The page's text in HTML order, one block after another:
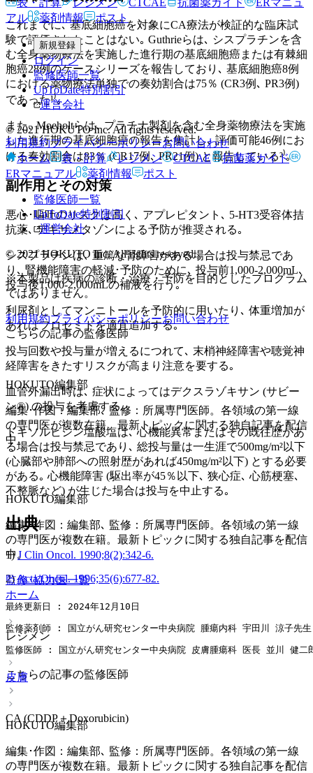
アル
薬剤情報 ポスト
新規登録
ログイン
監修医師一覧
UpToDate特別割引
運営会社
© 2021 HOKUTO Inc. All rights reserved.
利用規約プライバシーポリシーお問い合わせ
ホーム
表・計算 レジメン CTCAE
抗菌薬ガイド
ERマニュアル
薬剤情報 ポスト
監修医師一覧
UpToDate特別割引
運営会社
© 2021 HOKUTO Inc. All rights reserved.
※本製品は疾病の診断・治療・予防を目的としたプログラム
ではありません。
利用規約プライバシーポリシーお問い合わせ
こちらの記事の監修医師
HOKUTO編集部
編集･作図：編集部､ 監修：所属専門医師。各領域の第一線
の専門医が複数在籍。最新トピックに関する独自記事を配信
中。
HOKUTO編集部
編集･作図：編集部､ 監修：所属専門医師。各領域の第一線
の専門医が複数在籍。最新トピックに関する独自記事を配信
中。
監修･協力医一覧
ホーム
レジメン
皮膚
CA (CDDP＋Doxorubicin)
これまでに､ 基底細胞癌を対象にCA療法が検証的な臨床試
験で評価されたことはない｡ Guthrieらは､ シスプラチンを含
む全身薬物療法を実施した進行期の基底細胞癌または有棘細
胞癌28例のケースシリーズを報告しており､ 基底細胞癌8例
における薬物療法単独での奏効割合は75％ (CR3例､ PR3例)
であった¹⁾｡
また､ Moeholtらは､ プラチナ製剤を含む全身薬物療法を実施
した進行期の基底細胞癌の報告を集計し､ 評価可能46例にお
ける奏効割合は83％ (CR17例､ PR21例) と報告している²⁾｡
副作用とその対策
悪心･嘔吐のリスクは高く､ アプレピタント､ 5-HT3受容体拮
抗薬､ デキサメタゾンによる予防が推奨される｡
シスプラチンは､ 重篤な腎障害がある場合は投与禁忌であ
り､ 腎機能障害の軽減･予防のために､ 投与前1,000-2,000mL､
投与後1,000-2,000mLの補液を行う｡
利尿剤としてマンニトールを予防的に用いたり､ 体重増加が
あればフロセミドを適宜追加する｡
投与回数や投与量が増えるにつれて､ 末梢神経障害や聴覚神
経障害をきたすリスクが高まり注意を要する｡
血管外漏出時は､ 症状によってはデクスラゾキサン (サビー
ン®) の投与を考慮する｡
ドキソルビシン塩酸塩は､ 心機能異常またはその既往歴があ
る場合は投与禁忌であり､ 総投与量は一生涯で500mg/m²以下
(心臓部や肺部への照射歴があれば450mg/m²以下) とする必要
がある｡ 心機能障害 (駆出率が45％以下､ 狭心症､ 心筋梗塞､
不整脈など) が生じた場合は投与を中止する｡
出典
1)J Clin Oncol. 1990;8(2):342-6.
2)Acta Oncol. 1996;35(6):677-82.
最終更新日 : 2024年12月10日
監修薬剤師 : 国立がん研究センター中央病院 腫瘍内科 宇田川 涼子先生
監修医師 : 国立がん研究センター中央病院 皮膚腫瘍科 医長 並川 健二
こちらの記事の監修医師
HOKUTO編集部
編集･作図：編集部､ 監修：所属専門医師。各領域の第一線
の専門医が複数在籍。最新トピックに関する独自記事を配信